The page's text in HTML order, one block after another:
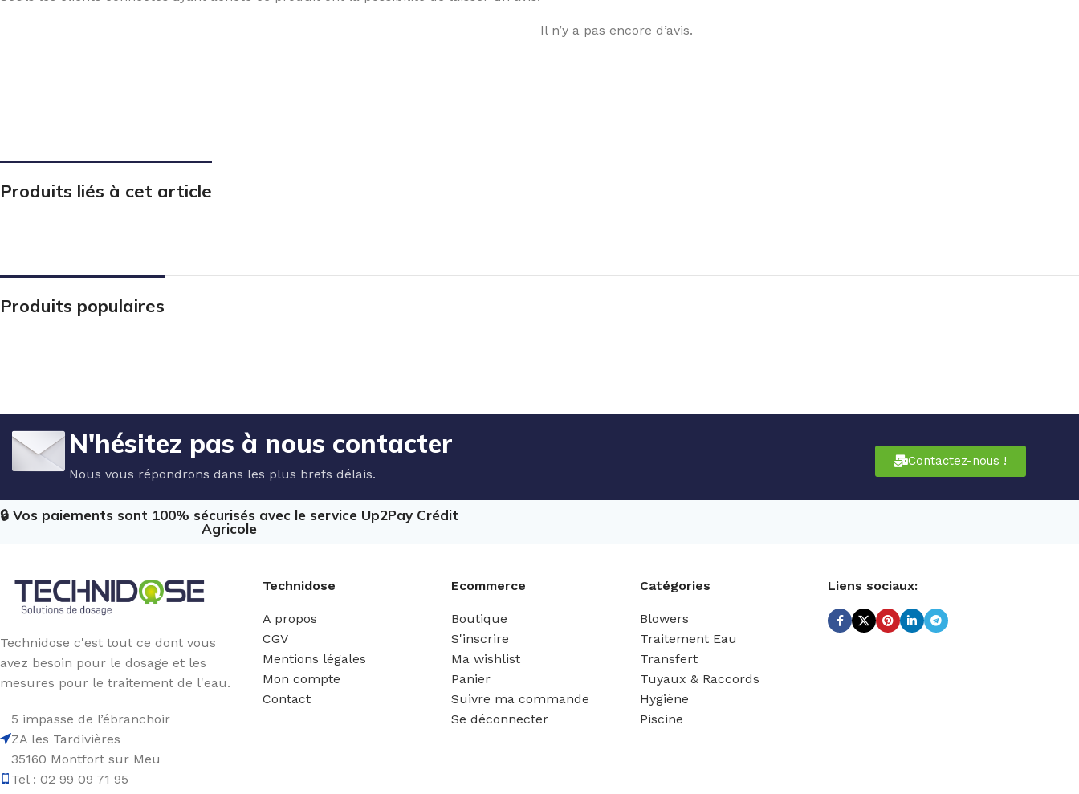
Il n’y a pas encore d’avis.
Produits liés à cet article
Produits populaires
N'hésitez pas à nous contacter
Nous vous répondrons dans les plus brefs délais.
Contactez-nous !
🔒 Vos paiements sont 100% sécurisés avec le service Up2Pay Crédit
Agricole
Technidose c'est tout ce dont vous
avez besoin pour le dosage et les
mesures pour le traitement de l'eau.
5 impasse de l’ébranchoir
ZA les Tardivières
35160 Montfort sur Meu
Tel : 02 99 09 71 95
Technidose
A propos
CGV
Mentions légales
Mon compte
Contact
Ecommerce
Boutique
S'inscrire
Ma wishlist
Panier
Suivre ma commande
Se déconnecter
Catégories
Blowers
Traitement Eau
Transfert
Tuyaux & Raccords
Hygiène
Piscine
Liens sociaux: